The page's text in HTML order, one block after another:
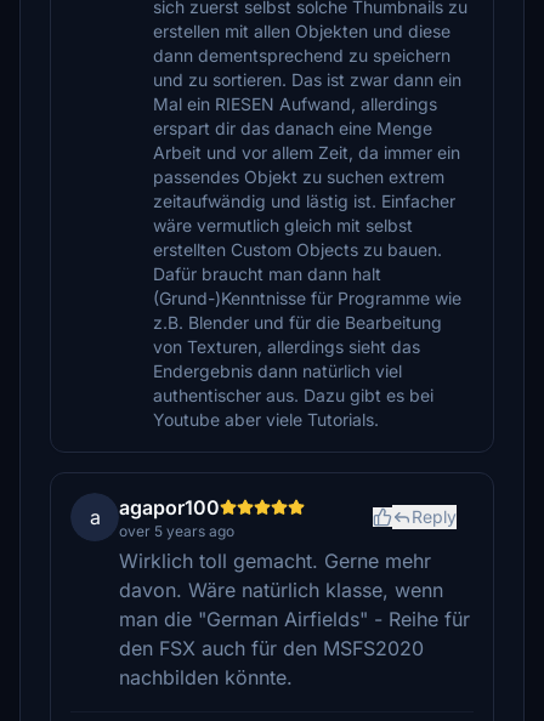
sich zuerst selbst solche Thumbnails zu
erstellen mit allen Objekten und diese
dann dementsprechend zu speichern
und zu sortieren. Das ist zwar dann ein
Mal ein RIESEN Aufwand, allerdings
erspart dir das danach eine Menge
Arbeit und vor allem Zeit, da immer ein
passendes Objekt zu suchen extrem
zeitaufwändig und lästig ist. Einfacher
wäre vermutlich gleich mit selbst
erstellten Custom Objects zu bauen.
Dafür braucht man dann halt
(Grund-)Kenntnisse für Programme wie
z.B. Blender und für die Bearbeitung
von Texturen, allerdings sieht das
Endergebnis dann natürlich viel
authentischer aus. Dazu gibt es bei
Youtube aber viele Tutorials.
a agapor100
over 5 years ago
Reply
Wirklich toll gemacht. Gerne mehr
davon. Wäre natürlich klasse, wenn
man die "German Airfields" - Reihe für
den FSX auch für den MSFS2020
nachbilden könnte.